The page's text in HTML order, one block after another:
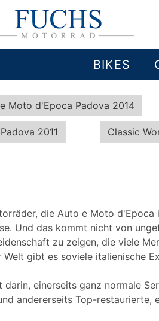
BIKES
Moto d'Epoca Padova 2014
2011 Classic
die Auto e Moto
Und das kommt nicht von
zu zeigen, die viele
gibt es soviele italienische
einerseits ganz normale
andererseits Top-restaurierte,